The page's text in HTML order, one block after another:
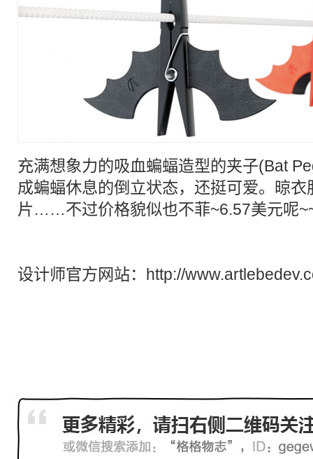
充满想象力的吸血蝙蝠造型的夹子(Bat
成蝙蝠休息的倒立状态，还挺可爱。晾衣
片……不过价格貌似也不菲~6.57美元呢
设计师官方网站：http://